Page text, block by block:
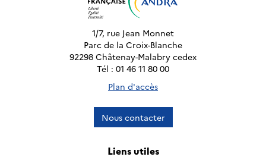
1/7, rue Jean Monnet
Parc de la Croix-Blanche
92298 Châtenay-Malabry cedex
Tél : 01 46 11 80 00
Plan d'accès
Nous contacter
Liens utiles